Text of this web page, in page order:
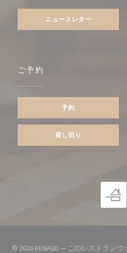
ニュースレター
ご予約
予約
貸し切り
© 2026 RENAUD — このレストラン